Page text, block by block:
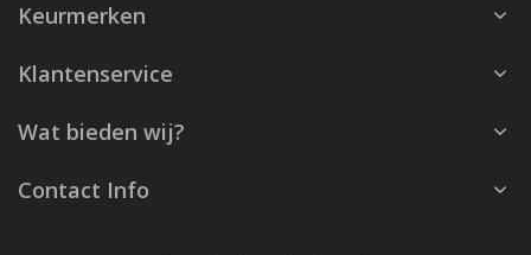
Keurmerken
Klantenservice
Wat bieden wij?
Contact Info